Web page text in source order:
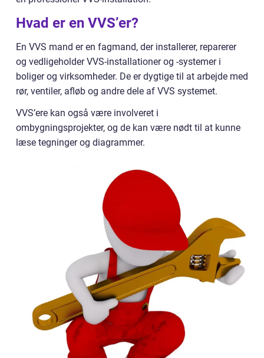
Hvad er en VVS’er?
En VVS mand er en fagmand, der installerer, reparerer
og vedligeholder VVS-installationer og -systemer i
boliger og virksomheder. De er dygtige til at arbejde med
rør, ventiler, afløb og andre dele af VVS systemet.
VVS’ere kan også være involveret i
ombygningsprojekter, og de kan være nødt til at kunne
læse tegninger og diagrammer.